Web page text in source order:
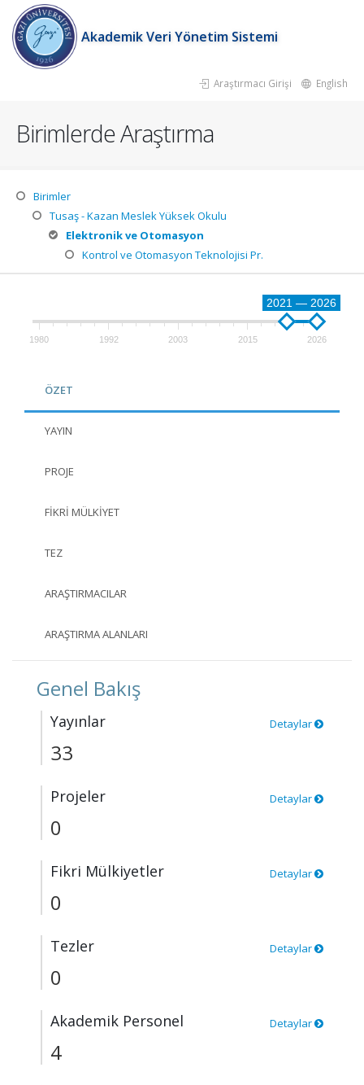
Akademik Veri Yönetim Sistemi
Araştırmacı Girişi English
Birimlerde Araştırma
Birimler
Tusaş - Kazan Meslek Yüksek Okulu
Elektronik ve Otomasyon
Kontrol ve Otomasyon Teknolojisi Pr.
2021 — 2026
1980 1992 2003 2015 2026
ÖZET
YAYIN
PROJE
FIKRI MÜLKIYET
TEZ
ARAŞTIRMACILAR
ARAŞTIRMA ALANLARI
Genel Bakış
Yayınlar Detaylar
33
Projeler Detaylar
0
Fikri Mülkiyetler Detaylar
0
Tezler Detaylar
0
Akademik Personel Detaylar
4